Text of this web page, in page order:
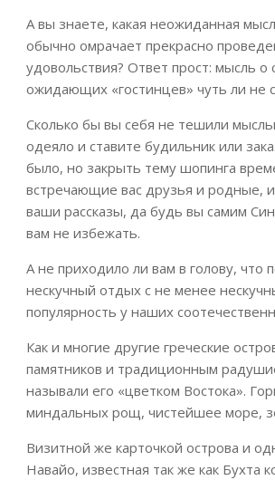
А вы знаете, какая неожиданная
обычно омрачает прекрасно
удовольствия? Ответ прост: мысль
ожидающих «гостинцев» чуть ли не
Сколько бы вы себя не тешили
одеяло и ставите будильник или
было, но закрыть тему шопинга
встречающие вас друзья и родные,
ваши рассказы, да будь вы самим
вам не избежать.
А не приходило ли вам в голову, что
нескучный отдых с не менее
популярность у наших
Как и многие другие греческие
памятников и традиционным
называли его «цветком Востока».
миндальных рощ, чистейшее море,
Визитной же карточкой острова и
Навайо, известная так же как Бухта